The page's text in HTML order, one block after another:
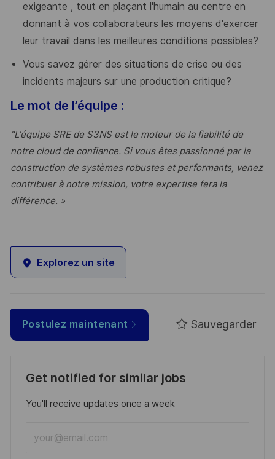
exigeante , tout en plaçant l'humain au centre en
donnant à vos collaborateurs les moyens d'exercer
leur travail dans les meilleures conditions possibles?
Vous savez gérer des situations de crise ou des
incidents majeurs sur une production critique?
Le mot de l’équipe :
"L'équipe SRE de S3NS est le moteur de la fiabilité de
notre cloud de confiance. Si vous êtes passionné par la
construction de systèmes robustes et performants, venez
contribuer à notre mission, votre expertise fera la
différence. »
Explorez un site
Postulez maintenant Sauvegarder
Get notified for similar jobs
You'll receive updates once a week
Email